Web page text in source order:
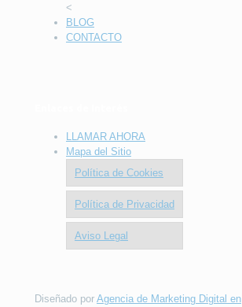
<
BLOG
CONTACTO
LLAMAR AHORA
Mapa del Sitio
Política de Cookies
Política de Privacidad
Aviso Legal
Diseñado por Agencia de Marketing Digital en